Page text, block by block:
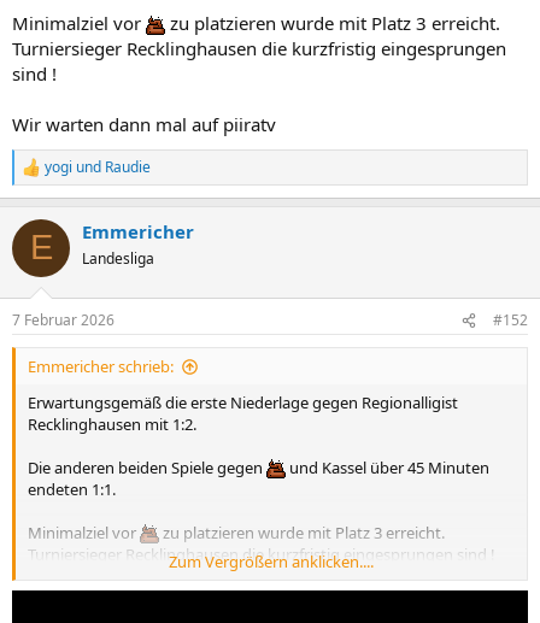
Minimalziel vor
zu platzieren wurde mit Platz 3 erreicht.
Turniersieger Recklinghausen die kurzfristig eingesprungen
sind !
Wir warten dann mal auf piiratv
R
e
k
i
e
n
yogi und Raudie
E Emmericher
Landesliga
7 Februar 2026 #152
Emmericher schrieb:
Erwartungsgemäß die erste Niederlage gegen Regionalligist
Recklinghausen mit 1:2.
Die anderen beiden Spiele gegen
und Kassel über 45 Minuten
endeten 1:1.
Minimalziel vor
zu platzieren wurde mit Platz 3 erreicht.
Turniersieger Recklinghausen die kurzfristig eingesprungen sind !
Wir warten dann mal auf piiratv
Zum Vergrößern anklicken....